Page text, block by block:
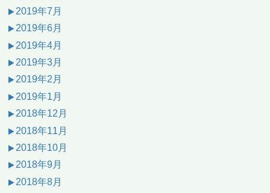
2019年7月
2019年6月
2019年4月
2019年3月
2019年2月
2019年1月
2018年12月
2018年11月
2018年10月
2018年9月
2018年8月